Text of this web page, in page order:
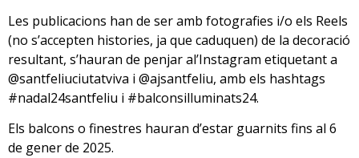
Les publicacions han de ser amb fotografies i/o els Reels
(no s’accepten histories, ja que caduquen) de la decoració
resultant, s’hauran de penjar al’Instagram etiquetant a
@santfeliuciutatviva i @ajsantfeliu, amb els hashtags
#nadal24santfeliu i #balconsilluminats24.
Els balcons o finestres hauran d’estar guarnits fins al 6
de gener de 2025.